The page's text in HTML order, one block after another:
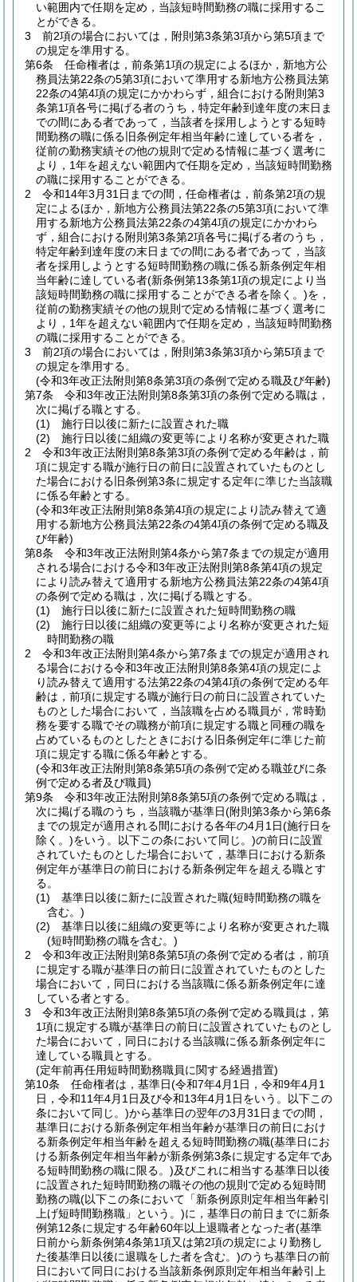
い範囲内で任期を定め，当該短時間勤務の職に採用するこ
とができる。
3
前2項の場合においては，附則第3条第3項から第5項まで
の規定を準用する。
第6条
任命権者は，前条第1項の規定によるほか，新地方公
務員法第22条の5第3項において準用する新地方公務員法第
22条の4第4項の規定にかかわらず，組合における附則第3
条第1項各号に掲げる者のうち，特定年齢到達年度の末日ま
での間にある者であって，当該者を採用しようとする短時
間勤務の職に係る旧条例定年相当年齢に達している者を，
従前の勤務実績その他の規則で定める情報に基づく選考に
より，1年を超えない範囲内で任期を定め，当該短時間勤務
の職に採用することができる。
2
令和14年3月31日までの間，任命権者は，前条第2項の規
定によるほか，新地方公務員法第22条の5第3項において準
用する新地方公務員法第22条の4第4項の規定にかかわら
ず，組合における附則第3条第2項各号に掲げる者のうち，
特定年齢到達年度の末日までの間にある者であって，当該
者を採用しようとする短時間勤務の職に係る新条例定年相
当年齢に達している者(新条例第13条第1項の規定により当
該短時間勤務の職に採用することができる者を除く。)を，
従前の勤務実績その他の規則で定める情報に基づく選考に
より，1年を超えない範囲内で任期を定め，当該短時間勤務
の職に採用することができる。
3
前2項の場合においては，附則第3条第3項から第5項まで
の規定を準用する。
(令和3年改正法附則第8条第3項の条例で定める職及び年齢)
第7条
令和3年改正法附則第8条第3項の条例で定める職は，
次に掲げる職とする。
(1)
施行日以後に新たに設置された職
(2)
施行日以後に組織の変更等により名称が変更された職
2
令和3年改正法附則第8条第3項の条例で定める年齢は，前
項に規定する職が施行日の前日に設置されていたものとし
た場合における旧条例第3条に規定する定年に準じた当該職
に係る年齢とする。
(令和3年改正法附則第8条第4項の規定により読み替えて適
用する新地方公務員法第22条の4第4項の条例で定める職及
び年齢)
第8条
令和3年改正法附則第4条から第7条までの規定が適用
される場合における令和3年改正法附則第8条第4項の規定
により読み替えて適用する新地方公務員法第22条の4第4項
の条例で定める職は，次に掲げる職とする。
(1)
施行日以後に新たに設置された短時間勤務の職
(2)
施行日以後に組織の変更等により名称が変更された短
時間勤務の職
2
令和3年改正法附則第4条から第7条までの規定が適用され
る場合における令和3年改正法附則第8条第4項の規定によ
り読み替えて適用する法第22条の4第4項の条例で定める年
齢は，前項に規定する職が施行日の前日に設置されていた
ものとした場合において，当該職を占める職員が，常時勤
務を要する職でその職務が前項に規定する職と同種の職を
占めているものとしたときにおける旧条例定年に準じた前
項に規定する職に係る年齢とする。
(令和3年改正法附則第8条第5項の条例で定める職並びに条
例で定める者及び職員)
第9条
令和3年改正法附則第8条第5項の条例で定める職は，
次に掲げる職のうち，当該職が基準日(附則第3条から第6条
までの規定が適用される間における各年の4月1日(施行日を
除く。)をいう。以下この条において同じ。)の前日に設置
されていたものとした場合において，基準日における新条
例定年が基準日の前日における新条例定年を超える職とす
る。
(1)
基準日以後に新たに設置された職(短時間勤務の職を
含む。)
(2)
基準日以後に組織の変更等により名称が変更された職
(短時間勤務の職を含む。)
2
令和3年改正法附則第8条第5項の条例で定める者は，前項
に規定する職が基準日の前日に設置されていたものとした
場合において，同日における当該職に係る新条例定年に達
している者とする。
3
令和3年改正法附則第8条第5項の条例で定める職員は，第
1項に規定する職が基準日の前日に設置されていたものとし
た場合において，同日における当該職に係る新条例定年に
達している職員とする。
(定年前再任用短時間勤務職員に関する経過措置)
第10条
任命権者は，基準日(令和7年4月1日，令和9年4月1
日，令和11年4月1日及び令和13年4月1日をいう。以下この
条において同じ。)から基準日の翌年の3月31日までの間，
基準日における新条例定年相当年齢が基準日の前日におけ
る新条例定年相当年齢を超える短時間勤務の職(基準日にお
ける新条例定年相当年齢が新条例第3条に規定する定年であ
る短時間勤務の職に限る。)及びこれに相当する基準日以後
に設置された短時間勤務の職その他の規則で定める短時間
勤務の職(以下この条において「新条例原則定年相当年齢引
上げ短時間勤務職」という。)に，基準日の前日までに新条
例第12条に規定する年齢60年以上退職者となった者(基準
日前から新条例第4条第1項又は第2項の規定により勤務し
た後基準日以後に退職をした者を含む。)のうち基準日の前
日において同日における当該新条例原則定年相当年齢引上